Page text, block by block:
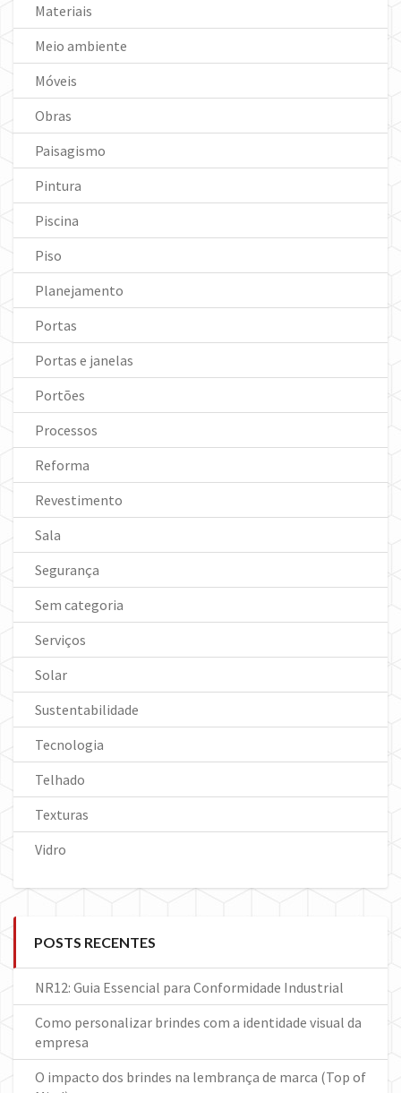
Materiais
Meio ambiente
Móveis
Obras
Paisagismo
Pintura
Piscina
Piso
Planejamento
Portas
Portas e janelas
Portões
Processos
Reforma
Revestimento
Sala
Segurança
Sem categoria
Serviços
Solar
Sustentabilidade
Tecnologia
Telhado
Texturas
Vidro
POSTS RECENTES
NR12: Guia Essencial para Conformidade Industrial
Como personalizar brindes com a identidade visual da
empresa
O impacto dos brindes na lembrança de marca (Top of